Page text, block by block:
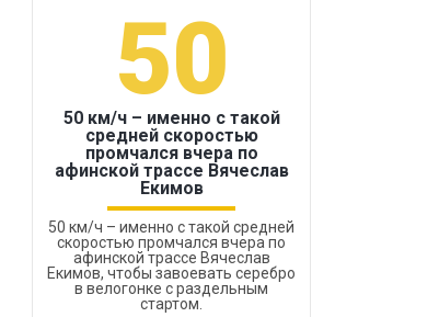
50
50 км/ч – именно с такой
средней скоростью
промчался вчера по
афинской трассе Вячеслав
Екимов
50 км/ч – именно с такой средней
скоростью промчался вчера по
афинской трассе Вячеслав
Екимов, чтобы завоевать серебро
в велогонке с раздельным
стартом.